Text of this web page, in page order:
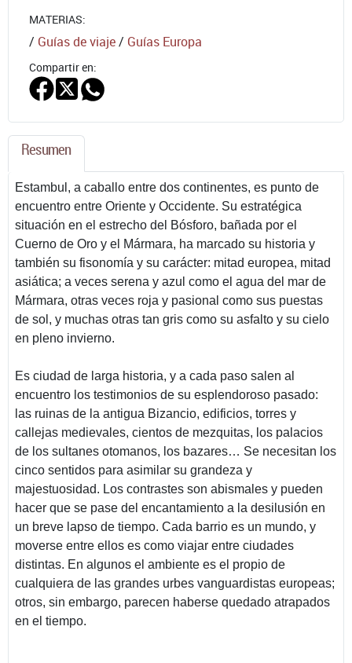
MATERIAS:
/ Guías de viaje/ Guías Europa
Compartir en:
Resumen
Estambul, a caballo entre dos continentes, es punto de
encuentro entre Oriente y Occidente. Su estratégica
situación en el estrecho del Bósforo, bañada por el
Cuerno de Oro y el Mármara, ha marcado su historia y
también su fisonomía y su carácter: mitad europea, mitad
asiática; a veces serena y azul como el agua del mar de
Mármara, otras veces roja y pasional como sus puestas
de sol, y muchas otras tan gris como su asfalto y su cielo
en pleno invierno.
Es ciudad de larga historia, y a cada paso salen al
encuentro los testimonios de su esplendoroso pasado:
las ruinas de la antigua Bizancio, edificios, torres y
callejas medievales, cientos de mezquitas, los palacios
de los sultanes otomanos, los bazares… Se necesitan los
cinco sentidos para asimilar su grandeza y
majestuosidad. Los contrastes son abismales y pueden
hacer que se pase del encantamiento a la desilusión en
un breve lapso de tiempo. Cada barrio es un mundo, y
moverse entre ellos es como viajar entre ciudades
distintas. En algunos el ambiente es el propio de
cualquiera de las grandes urbes vanguardistas europeas;
otros, sin embargo, parecen haberse quedado atrapados
en el tiempo.